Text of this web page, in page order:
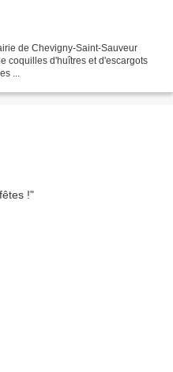
de Chevigny-Saint-Sauveur
coquilles d'huîtres et d'escargots
...